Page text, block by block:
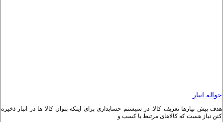
حواله انبار
هدف پیش نیازها تعریف کالا: در سیستم حسابداری برای اینکه بتوان کالا ها در انبار ذخیره
کنن نیاز هست که کالاهای مرتبط با کسب و